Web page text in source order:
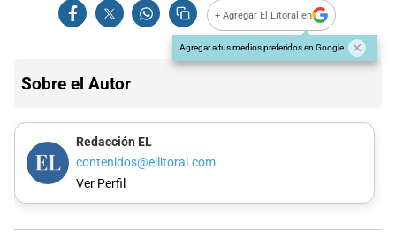
+ Agregar El Litoral en
Agregar a tus medios preferidos en Google
Sobre el Autor
Redacción EL
contenidos@ellitoral.com
Ver Perfil